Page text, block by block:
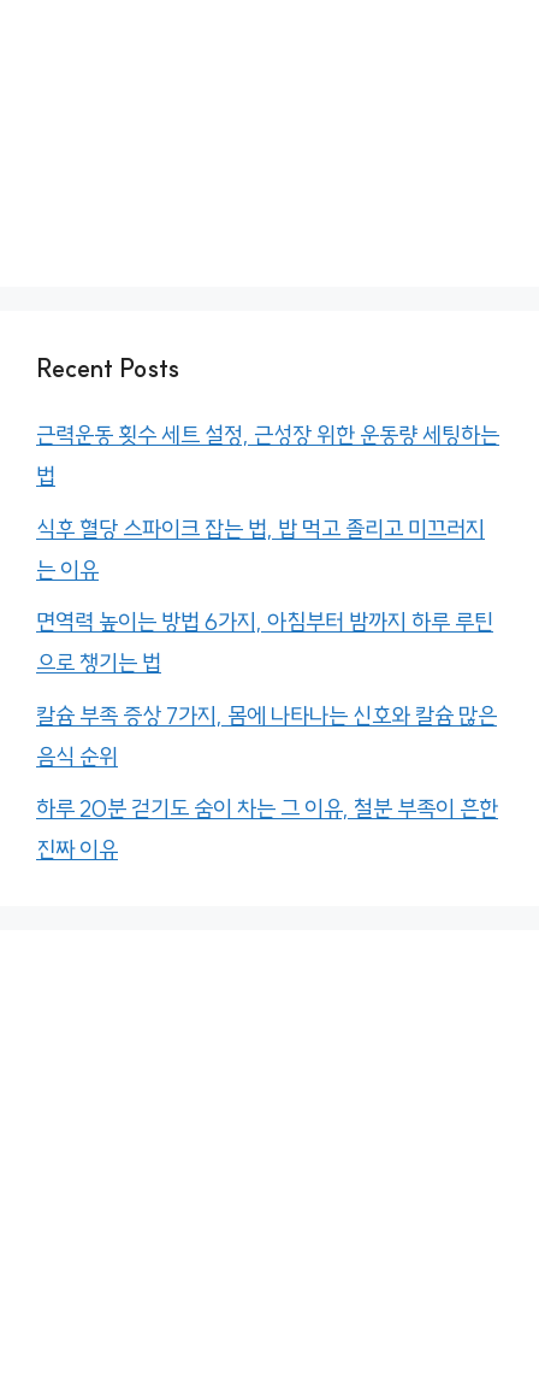
Recent Posts
근력운동 횟수 세트 설정, 근성장 위한 운동량 세팅하는
법
식후 혈당 스파이크 잡는 법, 밥 먹고 졸리고 미끄러지
는 이유
면역력 높이는 방법 6가지, 아침부터 밤까지 하루 루틴
으로 챙기는 법
칼슘 부족 증상 7가지, 몸에 나타나는 신호와 칼슘 많은
음식 순위
하루 20분 걷기도 숨이 차는 그 이유, 철분 부족이 흔한
진짜 이유